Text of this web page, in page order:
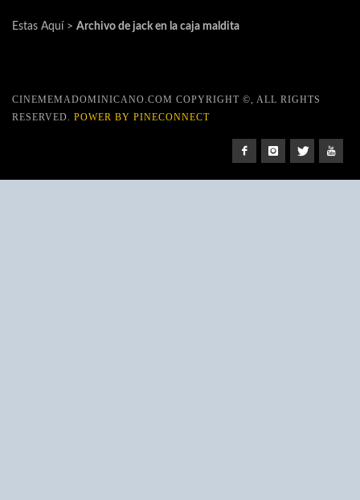
Estas Aquí > Archivo de jack en la caja maldita
CINEMEMADOMINICANO.COM COPYRIGHT ©, ALL RIGHTS
RESERVED. POWER BY PINECONNECT